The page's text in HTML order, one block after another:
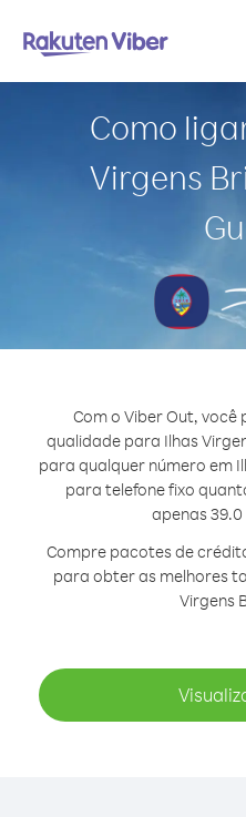
Como
Virgens
Com o Viber Out,
qualidade para Ilhas
para qualquer número em
para telefone fixo
apenas
Compre pacotes de
para obter as melhores
Virgens